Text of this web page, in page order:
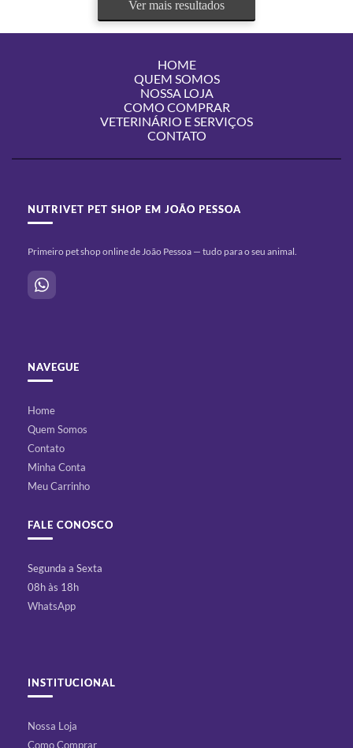
Ver mais resultados
HOME
QUEM SOMOS
NOSSA LOJA
COMO COMPRAR
VETERINÁRIO E SERVIÇOS
CONTATO
NUTRIVET PET SHOP EM JOÃO PESSOA
Primeiro pet shop online de João Pessoa — tudo para o seu animal.
NAVEGUE
Home
Quem Somos
Contato
Minha Conta
Meu Carrinho
FALE CONOSCO
Segunda a Sexta
08h às 18h
WhatsApp
INSTITUCIONAL
Nossa Loja
Como Comprar